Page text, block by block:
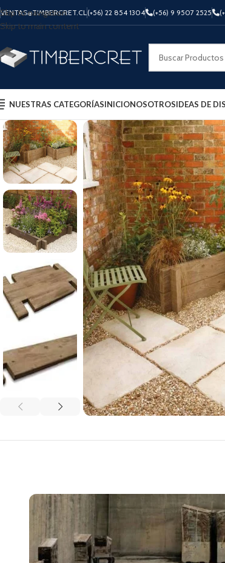
Skip to navigation
Skip to main content
VENTAS@TIMBERCRET.CL (+56) 22 854 1304 (+56) 9 9507 2525
NUESTRAS CATEGORÍASINICIONOSOTROSIDEAS DE